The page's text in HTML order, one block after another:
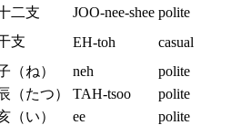
二支 JOO-nee-shee polite
支 EH-toh
casual
（ね） neh
polite
（たつ） TAH-tsoo
polite
（い） ee polite